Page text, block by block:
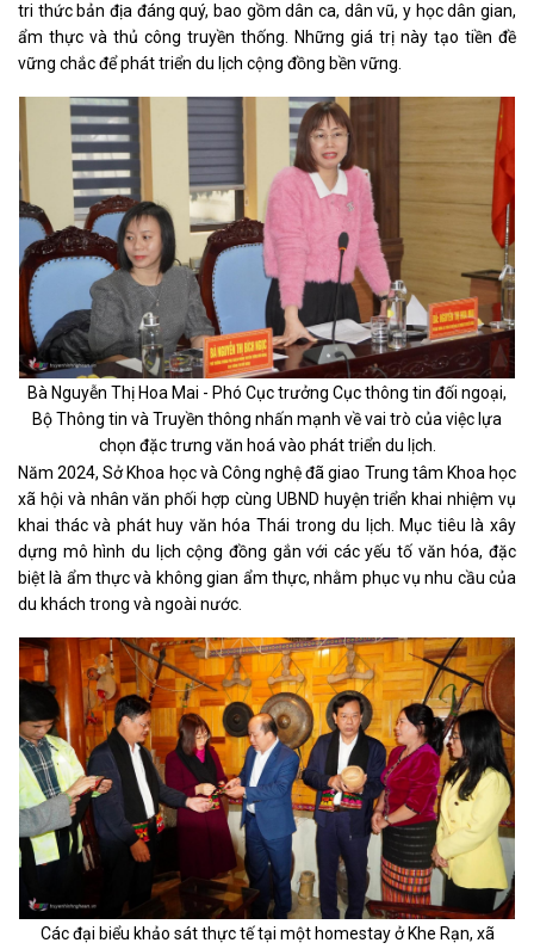
tri thức bản địa đáng quý, bao gồm dân ca, dân vũ, y học dân gian,
ẩm thực và thủ công truyền thống. Những giá trị này tạo tiền đề
vững chắc để phát triển du lịch cộng đồng bền vững.
Bà Nguyễn Thị Hoa Mai - Phó Cục trưởng Cục thông tin đối ngoại,
Bộ Thông tin và Truyền thông nhấn mạnh về vai trò của việc lựa
chọn đặc trưng văn hoá vào phát triển du lịch.
Năm 2024, Sở Khoa học và Công nghệ đã giao Trung tâm Khoa học
xã hội và nhân văn phối hợp cùng UBND huyện triển khai nhiệm vụ
khai thác và phát huy văn hóa Thái trong du lịch. Mục tiêu là xây
dựng mô hình du lịch cộng đồng gắn với các yếu tố văn hóa, đặc
biệt là ẩm thực và không gian ẩm thực, nhằm phục vụ nhu cầu của
du khách trong và ngoài nước.
Các đại biểu khảo sát thực tế tại một homestay ở Khe Rạn, xã